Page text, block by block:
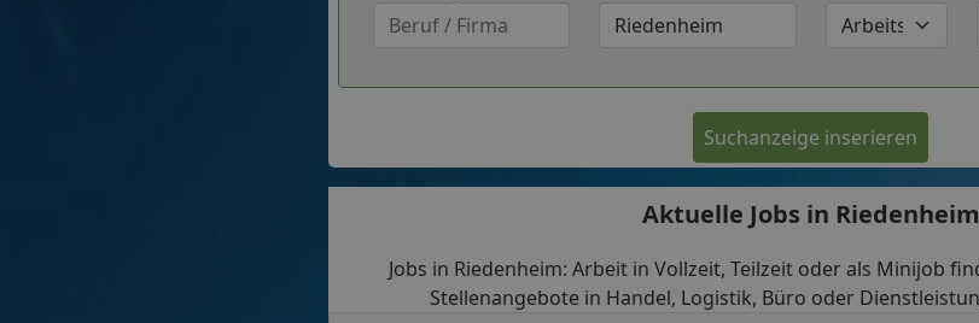
Suchanzeige inserieren
Aktuelle Jobs in Riedenheim
Jobs in Riedenheim: Arbeit in Vollzeit, Teilzeit oder als Minijob
Stellenangebote in Handel, Logistik, Büro oder